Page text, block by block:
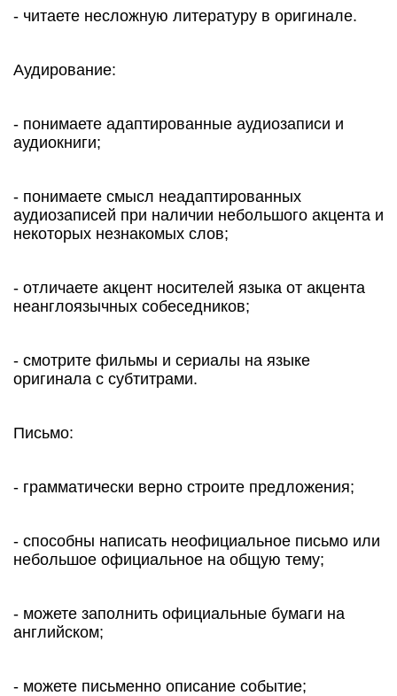
- читаете несложную литературу в оригинале.
Аудирование:
- понимаете адаптированные аудиозаписи и
аудиокниги;
- понимаете смысл неадаптированных
аудиозаписей при наличии небольшого акцента и
некоторых незнакомых слов;
- отличаете акцент носителей языка от акцента
неанглоязычных собеседников;
- смотрите фильмы и сериалы на языке
оригинала с субтитрами.
Письмо:
- грамматически верно строите предложения;
- способны написать неофициальное письмо или
небольшое официальное на общую тему;
- можете заполнить официальные бумаги на
английском;
- можете письменно описание событие;